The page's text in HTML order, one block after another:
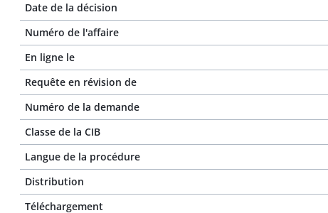
Date de la décision
Numéro de l'affaire
En ligne le
Requête en révision de
Numéro de la demande
Classe de la CIB
Langue de la procédure
Distribution
Téléchargement